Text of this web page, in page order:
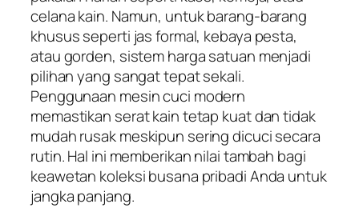
celana kain. Namun, untuk barang-barang
khusus seperti jas formal, kebaya pesta,
atau gorden, sistem harga satuan menjadi
pilihan yang sangat tepat sekali.
Penggunaan mesin cuci modern
memastikan serat kain tetap kuat dan tidak
mudah rusak meskipun sering dicuci secara
rutin. Hal ini memberikan nilai tambah bagi
keawetan koleksi busana pribadi Anda untuk
jangka panjang.